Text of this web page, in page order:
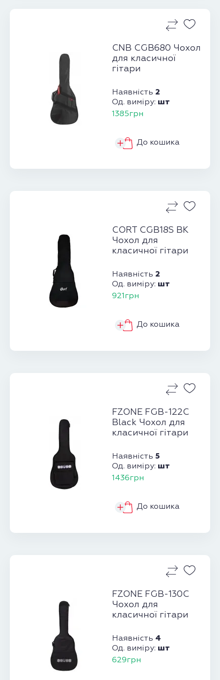
CNB CGB680 Чохол
для класичної
гітари
Наявність 2
Од. виміру: шт
1385грн
До кошика
CORT CGB18S BK
Чохол для
класичної гітари
Наявність 2
Од. виміру: шт
921грн
До кошика
FZONE FGB-122C
Black Чохол для
класичної гітари
Наявність 5
Од. виміру: шт
1436грн
До кошика
FZONE FGB-130C
Чохол для
класичної гітари
Наявність 4
Од. виміру: шт
629грн